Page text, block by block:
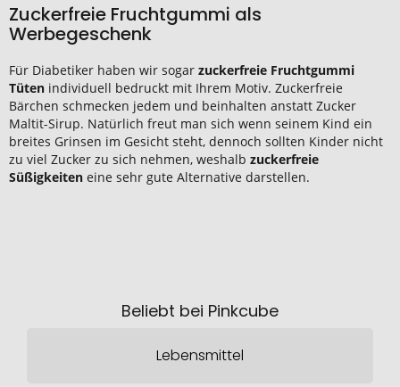
Zuckerfreie Fruchtgummi als
Werbegeschenk
Für Diabetiker haben wir sogar zuckerfreie Fruchtgummi
Tüten individuell bedruckt mit Ihrem Motiv. Zuckerfreie
Bärchen schmecken jedem und beinhalten anstatt Zucker
Maltit-Sirup. Natürlich freut man sich wenn seinem Kind ein
breites Grinsen im Gesicht steht, dennoch sollten Kinder nicht
zu viel Zucker zu sich nehmen, weshalb zuckerfreie
Süßigkeiten eine sehr gute Alternative darstellen.
Beliebt bei Pinkcube
Lebensmittel